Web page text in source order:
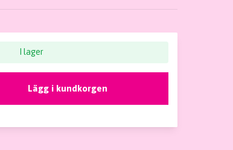
I lager
Lägg i kundkorgen